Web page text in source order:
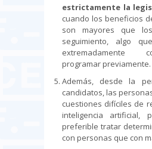
estrictamente la
cuando los beneficios
son mayores que
seguimiento, algo
extremadamente
programar previamente.
Además, desde la
candidatos, las
cuestiones difíciles de
inteligencia
preferible tratar
con personas que con